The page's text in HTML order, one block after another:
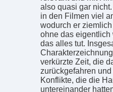
also quasi gar
in den Filmen viel
wodurch er
ohne das eigentlich
das alles tut.
verkürzte Zeit, die
zurückgefahren
Konflikte, die die
untereinander